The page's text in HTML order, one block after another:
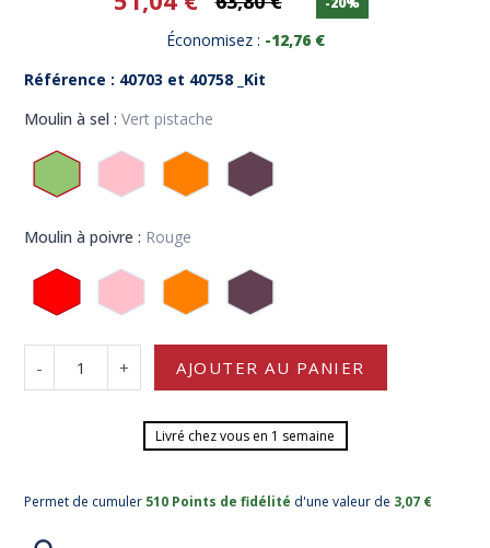
Économisez : -12,76 €
Référence : 40703 et 40758 _Kit
Moulin à sel : Vert pistache
Moulin à poivre : Rouge
- + AJOUTER AU PANIER
Livré chez vous en 1 semaine
Permet de cumuler 510 Points de fidélité d'une valeur de 3,07 €